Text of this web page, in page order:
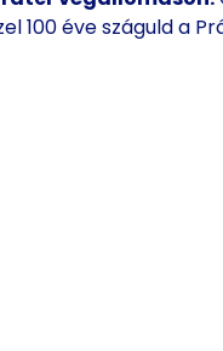
100 éve száguld a